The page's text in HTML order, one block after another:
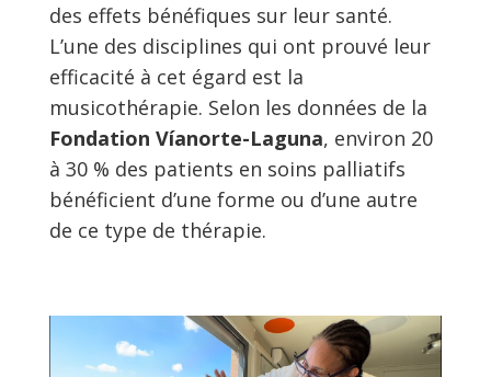
des effets bénéfiques sur leur santé.
L’une des disciplines qui ont prouvé leur
efficacité à cet égard est la
musicothérapie. Selon les données de la
Fondation Víanorte-Laguna, environ 20
à 30 % des patients en soins palliatifs
bénéficient d’une forme ou d’une autre
de ce type de thérapie.